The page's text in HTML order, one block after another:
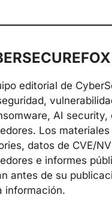
editorial de
AI
Los
datos de CVE/
e informes
antes de su
información.